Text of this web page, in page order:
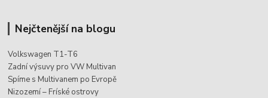
Nejčtenější na blogu
Volkswagen T1-T6
Zadní výsuvy pro VW Multivan
Spíme s Multivanem po Evropě
Nizozemí – Fríské ostrovy